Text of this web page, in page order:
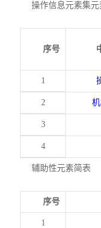
操作信息元素集
序号
1
2
3
4
辅助性元素简表
序号
1